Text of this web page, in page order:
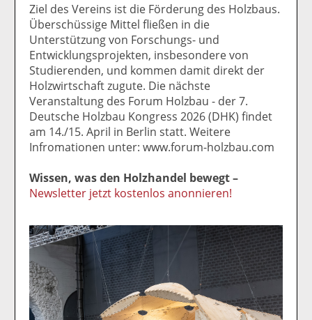
Ziel des Vereins ist die Förderung des Holzbaus.
Überschüssige Mittel fließen in die
Unterstützung von Forschungs- und
Entwicklungsprojekten, insbesondere von
Studierenden, und kommen damit direkt der
Holzwirtschaft zugute. Die nächste
Veranstaltung des Forum Holzbau - der 7.
Deutsche Holzbau Kongress 2026 (DHK) findet
am 14./15. April in Berlin statt. Weitere
Infromationen unter: www.forum-holzbau.com
Wissen, was den Holzhandel bewegt –
Newsletter jetzt kostenlos anonnieren!